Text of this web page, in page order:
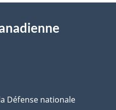
Défense nationale